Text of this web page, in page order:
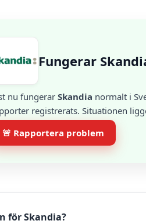
Fungerar
nu fungerar Skandia normalt i
registrerats. Situationen
🚨 Rapportera problem
för Skandia?